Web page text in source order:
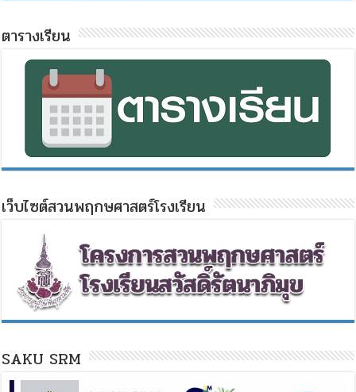
ตารางเรียน
เว็บไซต์สวนพฤกษศาสตร์โรงเรียน
SAKU SRM